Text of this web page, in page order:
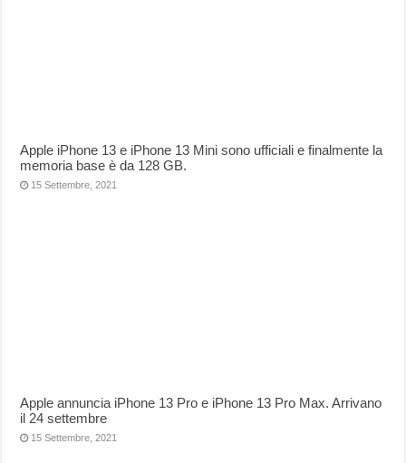
Apple iPhone 13 e iPhone 13 Mini sono ufficiali e finalmente la
memoria base è da 128 GB.
15 Settembre, 2021
Apple annuncia iPhone 13 Pro e iPhone 13 Pro Max. Arrivano
il 24 settembre
15 Settembre, 2021